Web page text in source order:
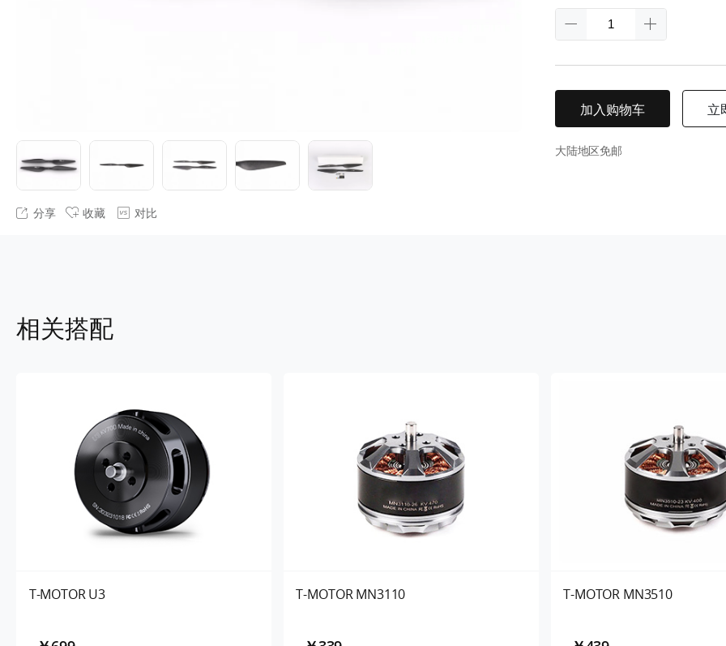
分享 收藏 对比
加入购物车 立
大陆地区免邮
相关搭配
T-MOTOR U3 T-MOTOR MN3110 T-MOTOR MN3510